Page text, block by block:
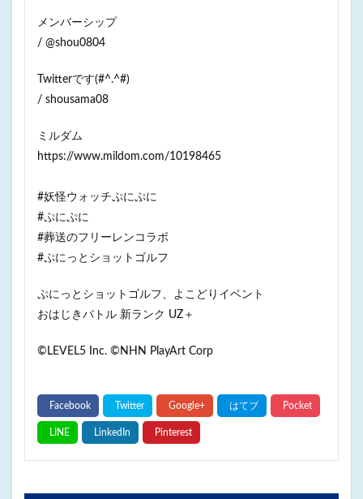
メンバーシップ
/ @shou0804
Twitterです(#^.^#)
/ shousama08
ミルダム
https://www.mildom.com/10198465
#妖怪ウォッチぷにぷに
#ぷにぷに
#葬送のフリーレンコラボ
#ぷにっとショットゴルフ
ぷにっとショットゴルフ、よこどりイベント
おはじきバトル 新ランク UZ＋
©LEVEL5 Inc. ©NHN PlayArt Corp